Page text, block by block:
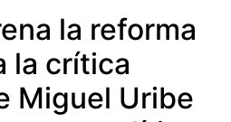
la reforma
la crítica
Miguel Uribe